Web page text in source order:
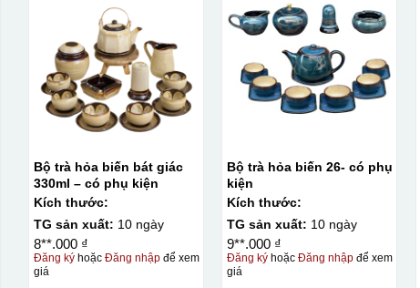
Bộ trà hỏa biến bát giác
330ml – có phụ kiện
Kích thước:
TG sản xuất: 10 ngày
8**.000 ₫
Đăng kýhoặc Đăng nhậpđể xem
giá
Bộ trà hỏa biến 26- có phụ
kiện
Kích thước:
TG sản xuất: 10 ngày
9**.000 ₫
Đăng ký hoặcĐăng nhập để xem
giá